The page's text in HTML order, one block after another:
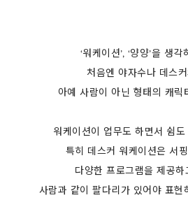
‘워케이션’, ‘양양’을 생
처음엔 야자수나 데스
아예 사람이 아닌 형태의 캐릭
워케이션이 업무도 하면서 쉼
특히 데스커 워케이션은 서
다양한 프로그램을 제공하
사람과 같이 팔다리가 있어야 표현